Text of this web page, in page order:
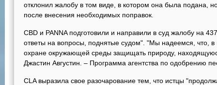
отклонил жалобу в том виде, в котором она была подана,
после внесения необходимых поправок.
CBD и PANNA подготовили и направили в суд жалобу на
ответы на вопросы, поднятые судом". "Мы надеемся, что, в
охране окружающей среды защищать природу,
Джастин Августин. – Программа агентства по одобрению
CLA выразила свое разочарование тем, что истцы